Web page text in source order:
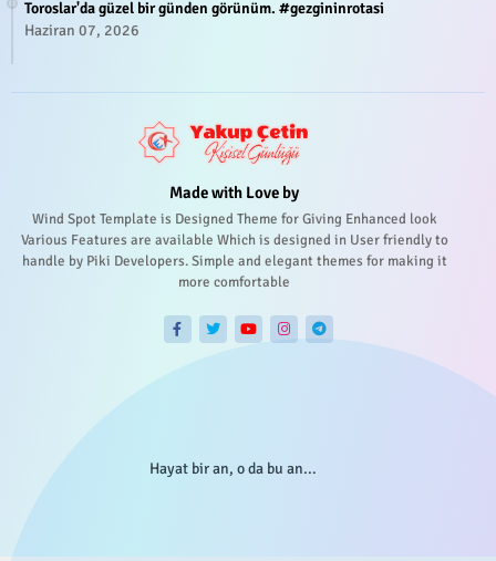
Toroslar'da güzel bir günden görünüm. #gezgininrotasi
Haziran 07, 2026
Made with Love by
Wind Spot Template is Designed Theme for Giving Enhanced look
Various Features are available Which is designed in User friendly to
handle by Piki Developers. Simple and elegant themes for making it
more comfortable
Hayat bir an, o da bu an...